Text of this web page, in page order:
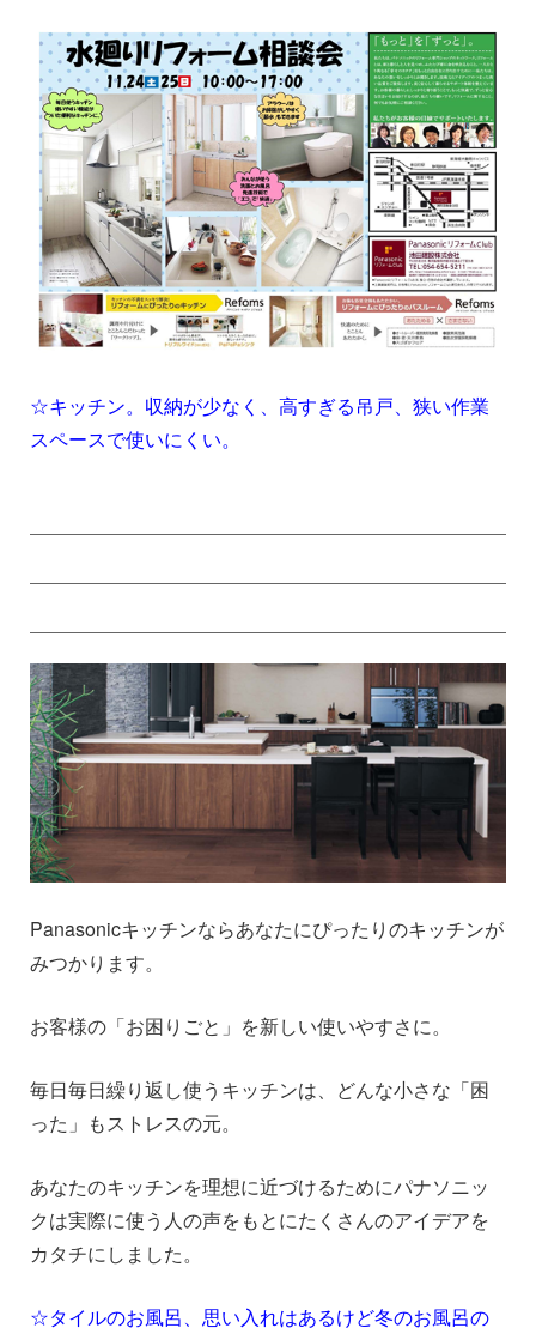
☆キッチン。収納が少なく、高すぎる吊戸、狭い作業
スペースで使いにくい。
Panasonicキッチンならあなたにぴったりのキッチンが
みつかります。
お客様の「お困りごと」を新しい使いやすさに。
毎日毎日繰り返し使うキッチンは、どんな小さな「困
った」もストレスの元。
あなたのキッチンを理想に近づけるためにパナソニッ
クは実際に使う人の声をもとにたくさんのアイデアを
カタチにしました。
☆タイルのお風呂、思い入れはあるけど冬のお風呂の